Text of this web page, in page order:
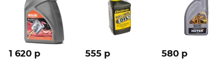
1 620 p 555 p 580 p